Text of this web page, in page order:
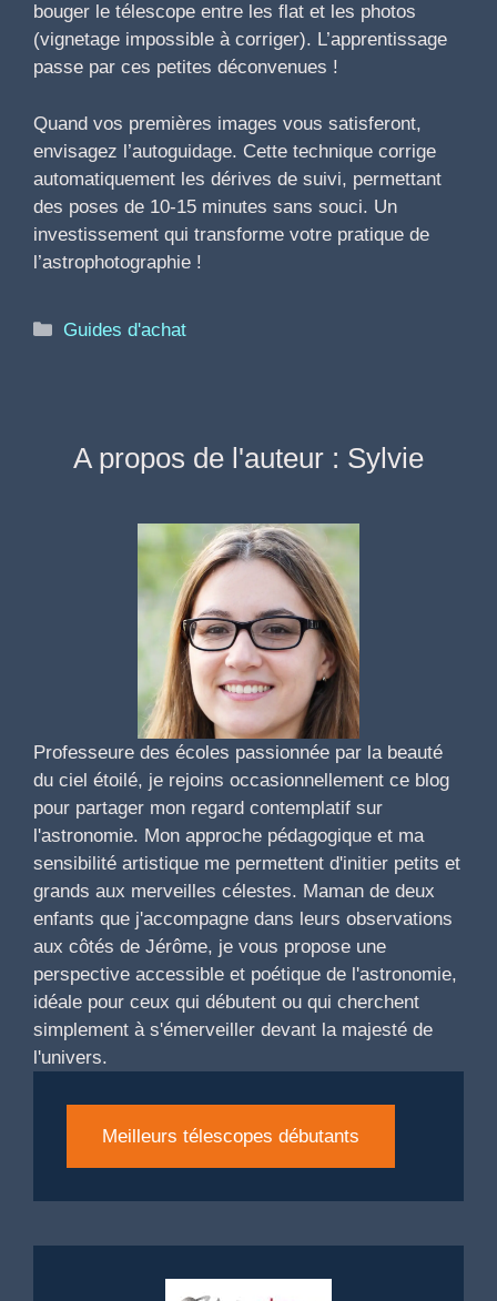
bouger le télescope entre les flat et les photos
(vignetage impossible à corriger). L’apprentissage
passe par ces petites déconvenues !
Quand vos premières images vous satisferont,
envisagez l’autoguidage. Cette technique corrige
automatiquement les dérives de suivi, permettant
des poses de 10-15 minutes sans souci. Un
investissement qui transforme votre pratique de
l’astrophotographie !
Catégories
Guides d'achat
A propos de l'auteur : Sylvie
Professeure des écoles passionnée par la beauté
du ciel étoilé, je rejoins occasionnellement ce blog
pour partager mon regard contemplatif sur
l'astronomie. Mon approche pédagogique et ma
sensibilité artistique me permettent d'initier petits et
grands aux merveilles célestes. Maman de deux
enfants que j'accompagne dans leurs observations
aux côtés de Jérôme, je vous propose une
perspective accessible et poétique de l'astronomie,
idéale pour ceux qui débutent ou qui cherchent
simplement à s'émerveiller devant la majesté de
l'univers.
Meilleurs télescopes débutants